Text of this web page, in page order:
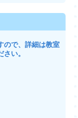
ので、詳細は教室
い。